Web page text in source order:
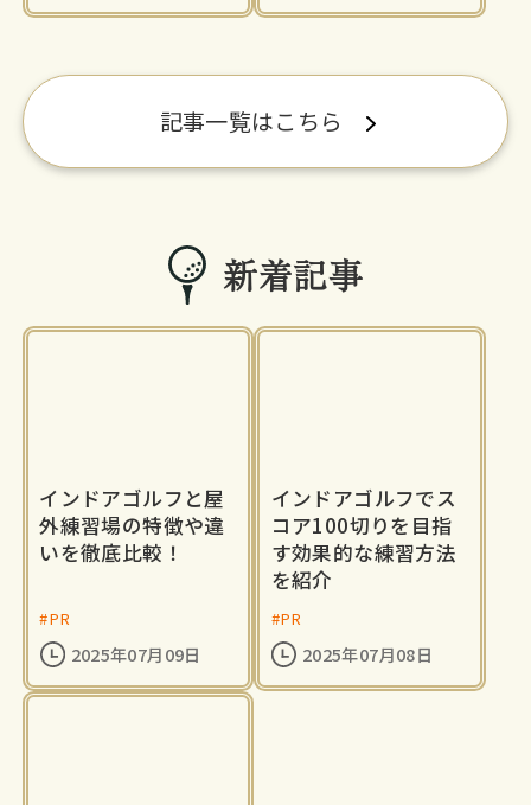
記事一覧はこちら
新着記事
インドアゴルフと屋
外練習場の特徴や違
いを徹底比較！
#PR
2025年07月09日
インドアゴルフでス
コア100切りを目指
す効果的な練習方法
を紹介
#PR
2025年07月08日